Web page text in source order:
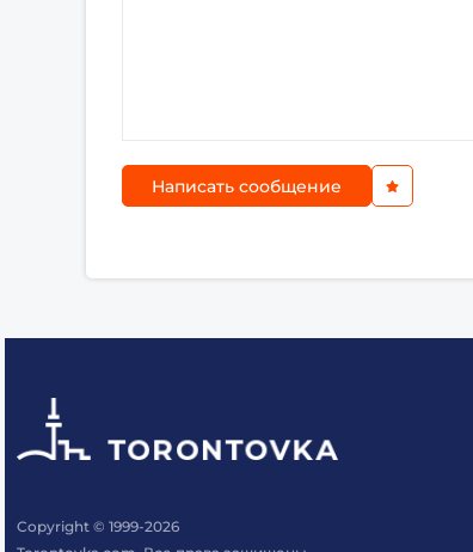
Написать сообщение
Copyright © 1999-2026